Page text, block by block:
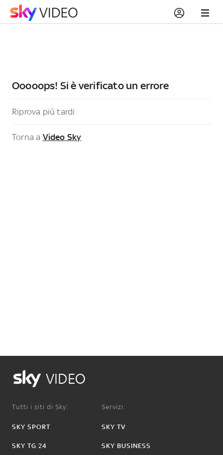
Ooooops! Si è verificato un errore
Riprova più tardi
Torna a Video Sky
VIDEO
Tutti i siti di Sky:
SKY SPORT
SKY TG 24
Servizi:
SKY TV
SKY BUSINESS